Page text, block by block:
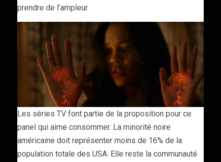
prendre de l’ampleur.
Les séries TV font partie de la proposition pour ce
panel qui aime consommer. La minorité noire
américaine doit représenter moins de 16% de la
population totale des USA. Elle reste la communauté